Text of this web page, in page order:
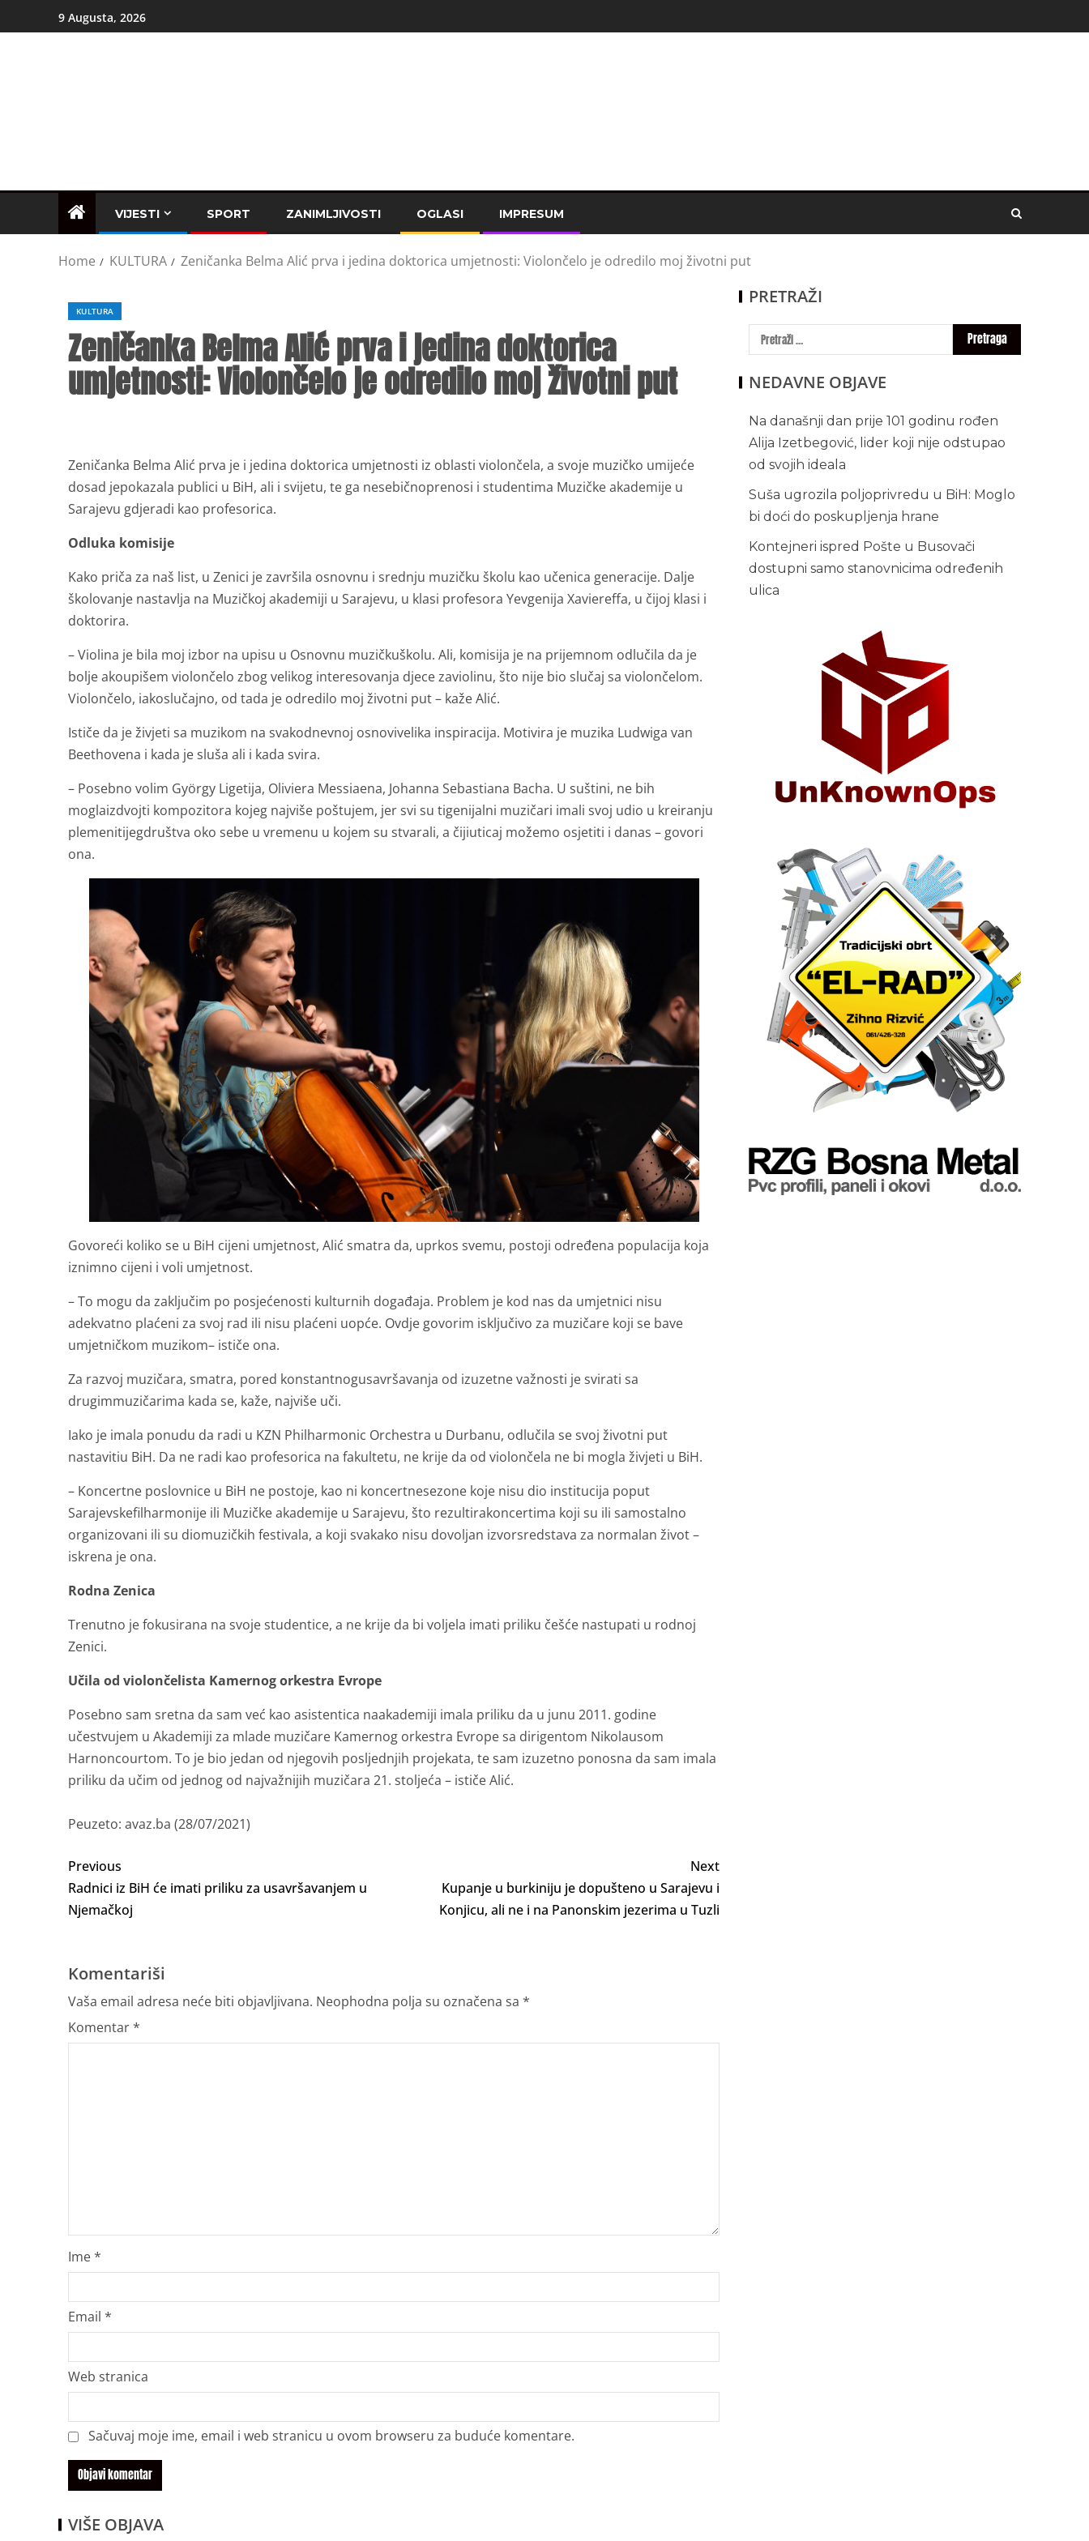
9 Augusta, 2026
VIJESTI SPORT ZANIMLJIVOSTI OGLASI IMPRESUM
Home KULTURA Zeničanka Belma Alić prva i jedina doktorica umjetnosti: Violončelo je odredilo moj životni put
KULTURA
Zeničanka Belma Alić prva i jedina doktorica
umjetnosti: Violončelo je odredilo moj životni put
Zeničanka Belma Alić prva je i jedina doktorica umjetnosti iz oblasti violončela, a svoje muzičko umijeće
dosad jepokazala publici u BiH, ali i svijetu, te ga nesebičnoprenosi i studentima Muzičke akademije u
Sarajevu gdjeradi kao profesorica.
Odluka komisije
Kako priča za naš list, u Zenici je završila osnovnu i srednju muzičku školu kao učenica generacije. Dalje
školovanje nastavlja na Muzičkoj akademiji u Sarajevu, u klasi profesora Yevgenija Xaviereffa, u čijoj klasi i
doktorira.
– Violina je bila moj izbor na upisu u Osnovnu muzičkuškolu. Ali, komisija je na prijemnom odlučila da je
bolje akoupišem violončelo zbog velikog interesovanja djece zaviolinu, što nije bio slučaj sa violončelom.
Violončelo, iakoslučajno, od tada je odredilo moj životni put – kaže Alić.
Ističe da je živjeti sa muzikom na svakodnevnoj osnovivelika inspiracija. Motivira je muzika Ludwiga van
Beethovena i kada je sluša ali i kada svira.
– Posebno volim György Ligetija, Oliviera Messiaena, Johanna Sebastiana Bacha. U suštini, ne bih
moglaizdvojti kompozitora kojeg najviše poštujem, jer svi su tigenijalni muzičari imali svoj udio u kreiranju
plemenitijegdruštva oko sebe u vremenu u kojem su stvarali, a čijiuticaj možemo osjetiti i danas – govori
ona.
Govoreći koliko se u BiH cijeni umjetnost, Alić smatra da, uprkos svemu, postoji određena populacija koja
iznimno cijeni i voli umjetnost.
– To mogu da zaključim po posjećenosti kulturnih događaja. Problem je kod nas da umjetnici nisu
adekvatno plaćeni za svoj rad ili nisu plaćeni uopće. Ovdje govorim isključivo za muzičare koji se bave
umjetničkom muzikom– ističe ona.
Za razvoj muzičara, smatra, pored konstantnogusavršavanja od izuzetne važnosti je svirati sa
drugimmuzičarima kada se, kaže, najviše uči.
Iako je imala ponudu da radi u KZN Philharmonic Orchestra u Durbanu, odlučila se svoj životni put
nastavitiu BiH. Da ne radi kao profesorica na fakultetu, ne krije da od violončela ne bi mogla živjeti u BiH.
– Koncertne poslovnice u BiH ne postoje, kao ni koncertnesezone koje nisu dio institucija poput
Sarajevskefilharmonije ili Muzičke akademije u Sarajevu, što rezultirakoncertima koji su ili samostalno
organizovani ili su diomuzičkih festivala, a koji svakako nisu dovoljan izvorsredstava za normalan život –
iskrena je ona.
Rodna Zenica
Trenutno je fokusirana na svoje studentice, a ne krije da bi voljela imati priliku češće nastupati u rodnoj
Zenici.
Učila od violončelista Kamernog orkestra Evrope
Posebno sam sretna da sam već kao asistentica naakademiji imala priliku da u junu 2011. godine
učestvujem u Akademiji za mlade muzičare Kamernog orkestra Evrope sa dirigentom Nikolausom
Harnoncourtom. To je bio jedan od njegovih posljednjih projekata, te sam izuzetno ponosna da sam imala
priliku da učim od jednog od najvažnijih muzičara 21. stoljeća – ističe Alić.
Peuzeto: avaz.ba (28/07/2021)
Previous
Radnici iz BiH će imati priliku za usavršavanjem u
Njemačkoj
Next
Kupanje u burkiniju je dopušteno u Sarajevu i
Konjicu, ali ne i na Panonskim jezerima u Tuzli
Komentariši
Vaša email adresa neće biti objavljivana. Neophodna polja su označena sa *
Komentar*
Ime*
Email *
Web stranica
Sačuvaj moje ime, email i web stranicu u ovom browseru za buduće komentare.
VIŠE OBJAVA
PRETRAŽI
NEDAVNE OBJAVE
Na današnji dan prije 101 godinu rođen
Alija Izetbegović, lider koji nije odstupao
od svojih ideala
Suša ugrozila poljoprivredu u BiH: Moglo
bi doći do poskupljenja hrane
Kontejneri ispred Pošte u Busovači
dostupni samo stanovnicima određenih
ulica